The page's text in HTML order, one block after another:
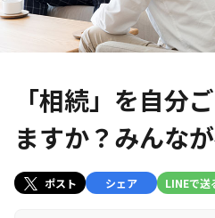
「相続」を自分
ますか？みんな
ポスト シェア LINEで送